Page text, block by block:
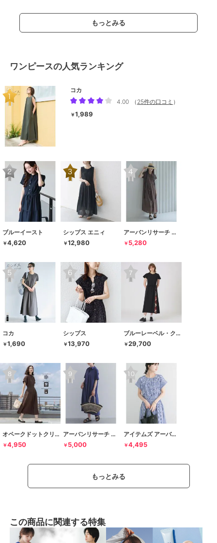
もっとみる
ワンピースの人気ランキング
コカ
4.00
（ 25件の口コミ ）
￥1,989
ブルーイースト
￥4,620
シップス エニィ
￥12,980
アーバンリサーチ サニーレーベル
￥ 5,280
コカ
￥1,690
シップス
￥13,970
ブルーレーベル・クレストブリッジ
￥29,700
オペークドットクリップ
￥4,950
アーバンリサーチ ドアーズ
￥ 5,000
アイテムズ アーバンリサーチ
￥4,495
もっとみる
この商品に関連する特集